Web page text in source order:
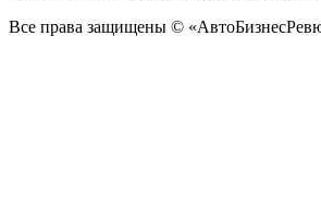
Все права защищены ©